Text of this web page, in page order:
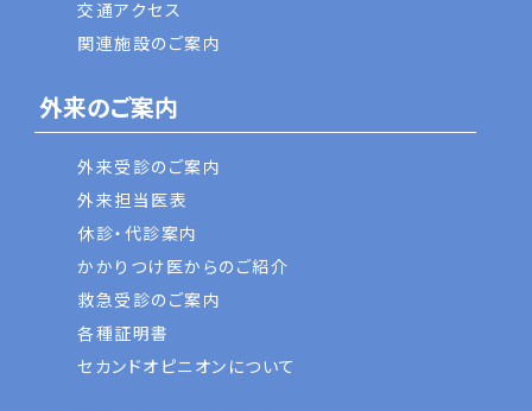
交通アクセス
関連施設のご案内
外来のご案内
外来受診のご案内
外来担当医表
休診・代診案内
かかりつけ医からのご紹介
救急受診のご案内
各種証明書
セカンドオピニオンについて